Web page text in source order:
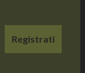
Registrati